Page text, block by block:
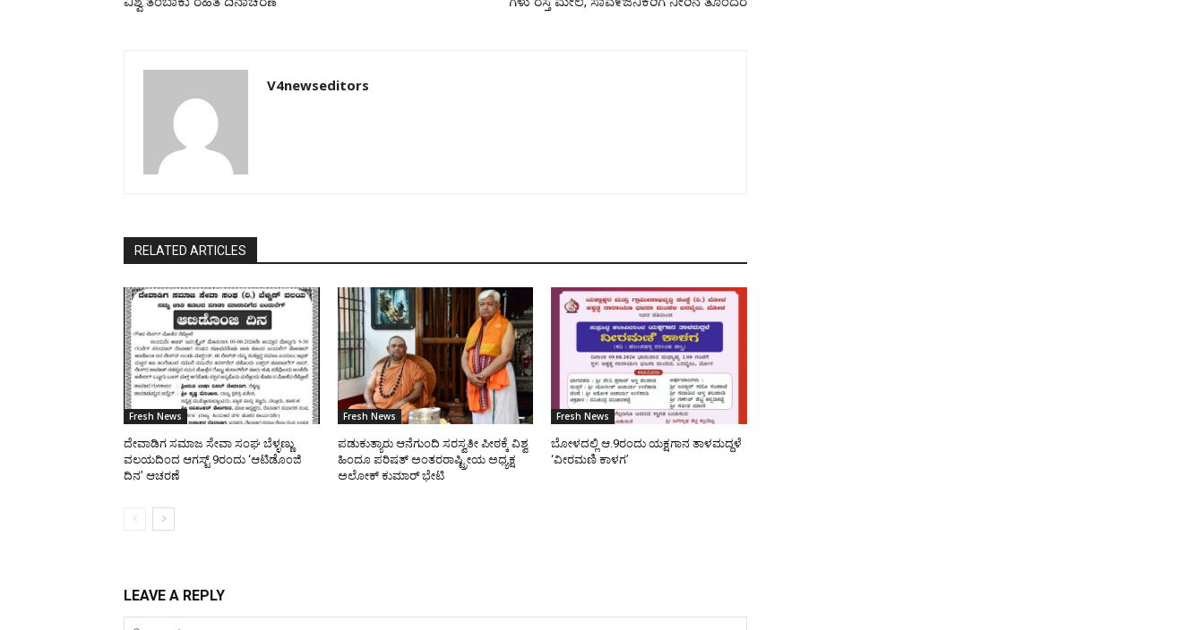
V4newseditors
RELATED ARTICLES
Fresh News
ದೇವಾಡಿಗ ಸಮಾಜ ಸೇವಾ ಸಂಘ ಬೆಳ್ಳಣ್ಣು
ವಲಯದಿಂದ ಆಗಸ್ಟ್ 9ರಂದು ‘ಆಟಿಡೊಂಜಿ
ದಿನ’ ಆಚರಣೆ
Fresh News
ಪಡುಕುತ್ಯಾರು ಆನೆಗುಂದಿ ಸರಸ್ವತೀ ಪೀಠಕ್ಕೆ ವಿಶ್ವ
ಹಿಂದೂ ಪರಿಷತ್ ಅಂತರರಾಷ್ಟ್ರೀಯ ಅಧ್ಯಕ್ಷ
ಅಲೋಕ್ ಕುಮಾರ್ ಭೇಟಿ
Fresh News
ಬೋಳದಲ್ಲಿ ಆ.9ರಂದು ಯಕ್ಷಗಾನ ತಾಳಮದ್ದಳೆ
‘ವೀರಮಣಿ ಕಾಳಗ’
LEAVE A REPLY